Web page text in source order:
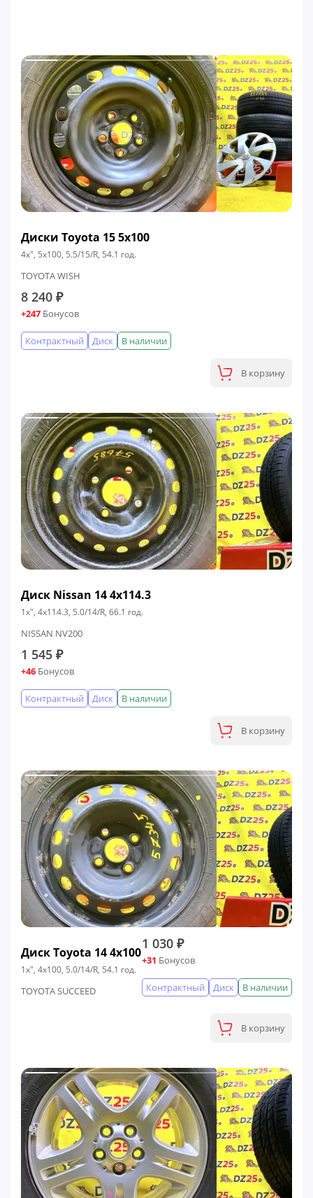
Диски Toyota 15 5x100
4x", 5x100, 5.5/15/R, 54.1 год.
TOYOTA WISH
8 240 ₽
+247 Бонусов
В наличии
Диск
Контрактный
В корзину
Диск Nissan 14 4x114.3
1x", 4x114.3, 5.0/14/R, 66.1 год.
NISSAN NV200
1 545 ₽
+46 Бонусов
В наличии
Диск
Контрактный
В корзину
Диск Toyota 14 4x100
1x", 4x100, 5.0/14/R, 54.1 год.
TOYOTA SUCCEED
1 030 ₽
+31 Бонусов
В наличии
Диск
Контрактный
В корзину